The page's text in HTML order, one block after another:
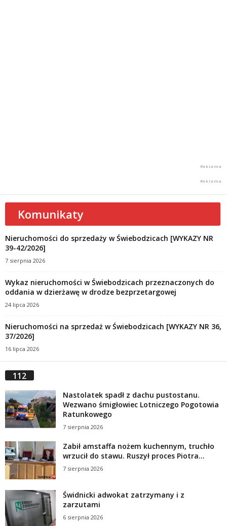
Komunikaty
Nieruchomości do sprzedaży w Świebodzicach [WYKAZY NR
39-42/2026]
7 sierpnia 2026
Wykaz nieruchomości w Świebodzicach przeznaczonych do
oddania w dzierżawę w drodze bezprzetargowej
24 lipca 2026
Nieruchomości na sprzedaż w Świebodzicach [WYKAZY NR 36,
37/2026]
16 lipca 2026
112
Nastolatek spadł z dachu pustostanu.
Wezwano śmigłowiec Lotniczego Pogotowia
Ratunkowego
7 sierpnia 2026
Zabił amstaffa nożem kuchennym, truchło
wrzucił do stawu. Ruszył proces Piotra...
7 sierpnia 2026
Świdnicki adwokat zatrzymany i z
zarzutami
6 sierpnia 2026